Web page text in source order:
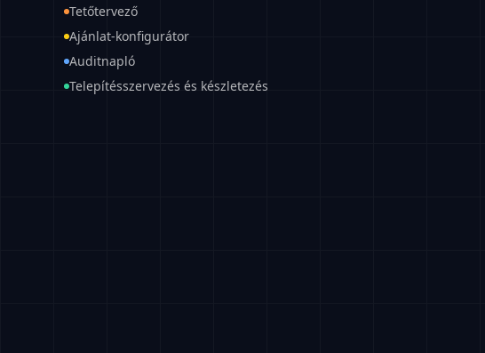
Tetőtervező
Ajánlat-konfigurátor
Auditnapló
Telepítésszervezés és készletezés